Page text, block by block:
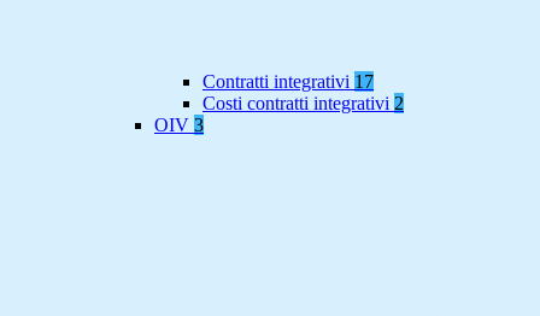
Contratti integrativi 17
Costi contratti integrativi 2
OIV 3